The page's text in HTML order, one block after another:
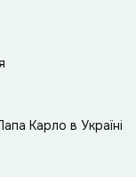
Карло в Україні